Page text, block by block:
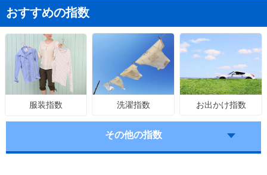
おすすめの指数
服装指数 洗濯指数 お出かけ指数
その他の指数